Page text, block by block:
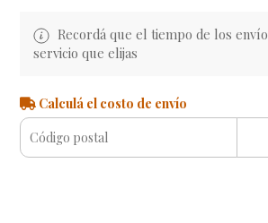
Recordá que el tiempo de los
servicio que elijas
Calculá el costo de envío